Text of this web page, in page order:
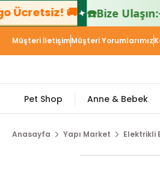
☎️Bize Ulaşın:+90 542 144
Müşteri İletişimMüşteri Yorumlarımız
Pet Shop Anne & Bebek
Anasayfa Yapı Market Elektrikli